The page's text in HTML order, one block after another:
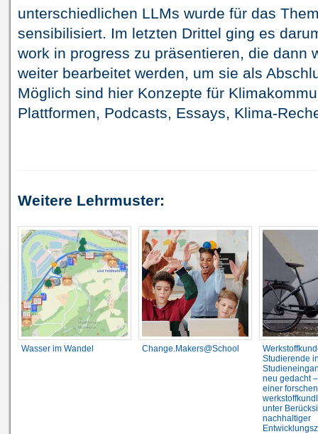
unterschiedlichen LLMs wurde für das
sensibilisiert. Im letzten Drittel ging es
work in progress zu präsentieren, die dann
weiter bearbeitet werden, um sie als
Möglich sind hier Konzepte für
Plattformen, Podcasts, Essays, Klima-
Weitere Lehrmuster:
Wasser im Wandel Change.Makers@School
Studierende
neu gedacht
einer
unter
nachhaltiger